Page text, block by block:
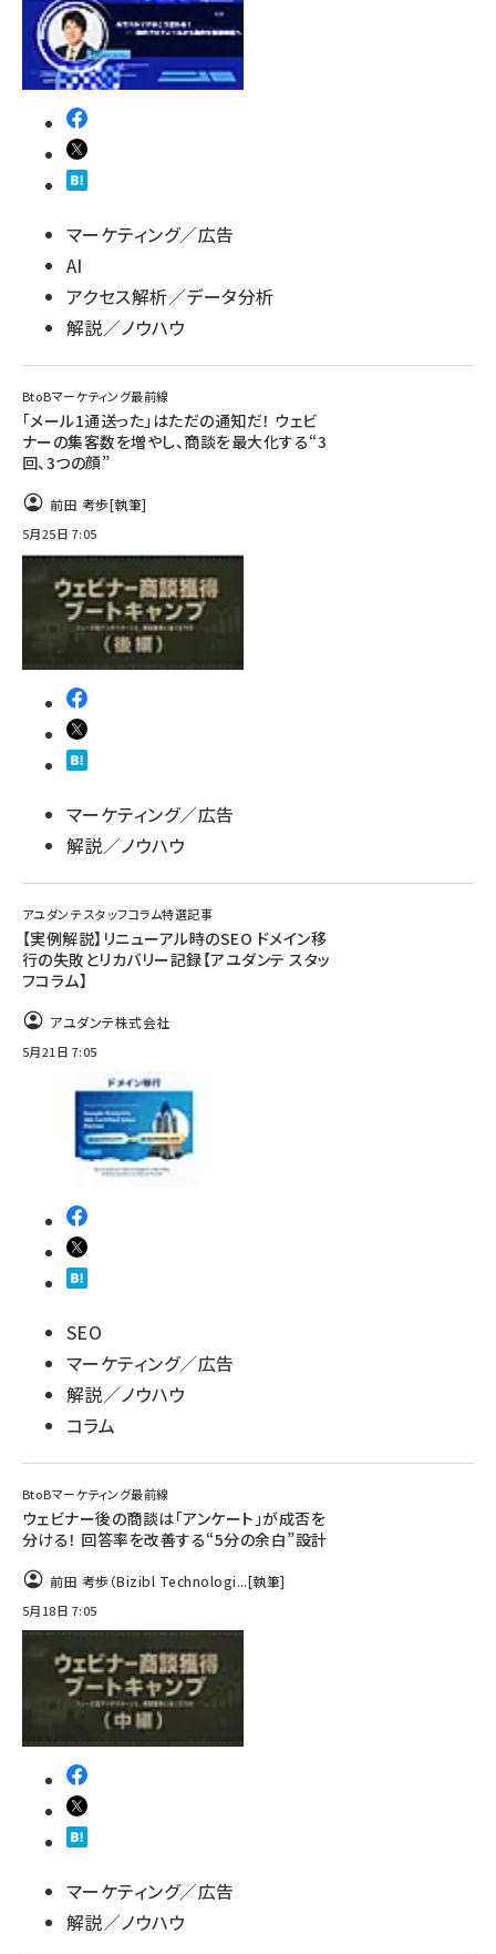
マーケティング／広告
AI
アクセス解析／データ分析
解説／ノウハウ
BtoBマーケティング最前線
「メール1通送った」はただの通知だ！ ウェビ
ナーの集客数を増やし、商談を最大化する“3
回、3つの顔”
前田 考歩[執筆]
5月25日 7:05
マーケティング／広告
解説／ノウハウ
アユダンテ スタッフコラム特選記事
【実例解説】リニューアル時のSEO ドメイン移
行の失敗とリカバリー記録【アユダンテ スタッ
フコラム】
アユダンテ株式会社
5月21日 7:05
SEO
マーケティング／広告
解説／ノウハウ
コラム
BtoBマーケティング最前線
ウェビナー後の商談は「アンケート」が成否を
分ける！ 回答率を改善する“5分の余白”設計
前田 考歩（Bizibl Technologi...[執筆]
5月18日 7:05
マーケティング／広告
解説／ノウハウ